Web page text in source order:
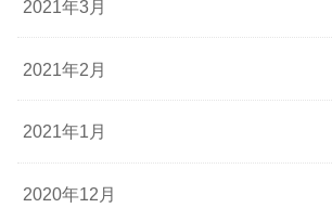
2021年3月
2021年2月
2021年1月
2020年12月